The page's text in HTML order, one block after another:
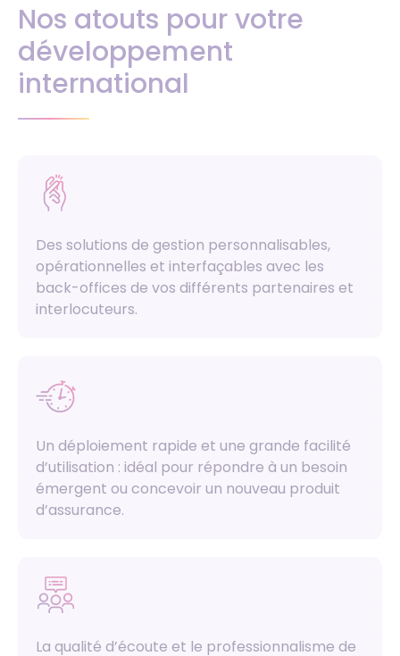
Nos atouts pour votre
développement
international
Des solutions de gestion personnalisables,
opérationnelles et interfaçables avec les
back-offices de vos différents partenaires et
interlocuteurs.
Un déploiement rapide et une grande facilité
d’utilisation : idéal pour répondre à un besoin
émergent ou concevoir un nouveau produit
d’assurance.
La qualité d’écoute et le professionnalisme de